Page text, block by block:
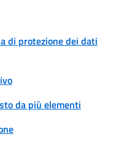
di protezione dei dati
da più elementi